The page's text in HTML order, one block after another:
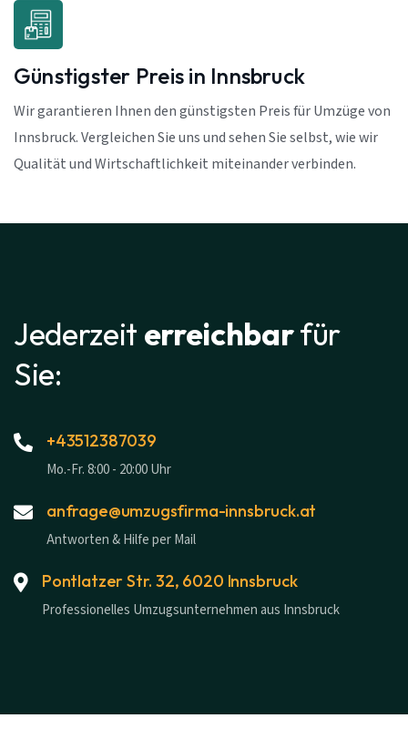
Günstigster Preis in Innsbruck
Wir garantieren Ihnen den günstigsten Preis für Umzüge von
Innsbruck. Vergleichen Sie uns und sehen Sie selbst, wie wir
Qualität und Wirtschaftlichkeit miteinander verbinden.
Jederzeit erreichbarfür
Sie:
+43512387039
Mo.-Fr. 8:00 - 20:00 Uhr
anfrage@umzugsfirma-innsbruck.at
Antworten & Hilfe per Mail
Pontlatzer Str. 32, 6020 Innsbruck
Professionelles Umzugsunternehmen aus Innsbruck